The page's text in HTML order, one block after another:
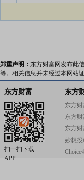
郑重声明： 东方财富网发布此
等。相关信息并未经过本网站